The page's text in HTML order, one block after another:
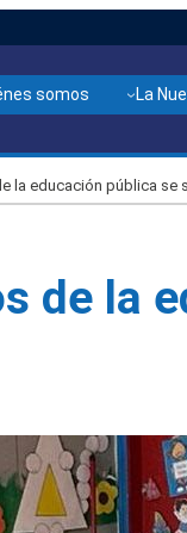
somos La
la educación pública se
de la